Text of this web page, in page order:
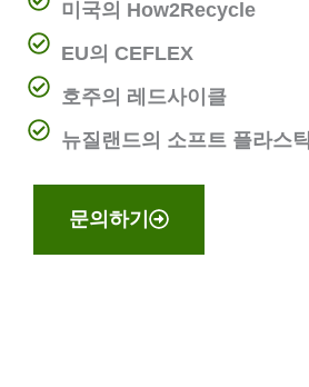
미국의 How2Recycle
EU의 CEFLEX
호주의 레드사이클
뉴질랜드의 소프트 플라스틱
문의하기